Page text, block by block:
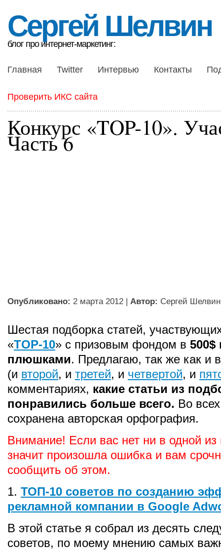
Сергей Шелвин
блог про интернет-маркетинг:
Главная Twitter Интервью Контакты
Проверить ИКС сайта
Конкурс «TOP-10».
Часть 6
Опубликовано: 2 марта 2012 | Автор: Сергей Шелвин
Шестая подборка статей,
«TOP-10» с призовым фондом в
плюшками. Предлагаю, так же как и
(и второй, и третей, и четвертой, и
комментариях, какие статьи из
понравились больше всего. Во
сохранена авторская орфография.
Внимание! Если вас нет ни в одной из
значит произошла ошибка и вам
сообщить об этом.
1. ТОП-10 советов по созданию
рекламной компании в Google
В этой статье я собрал из десять
советов, по моему мнению самых